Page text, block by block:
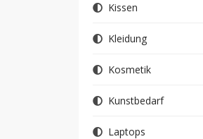
Kissen
Kleidung
Kosmetik
Kunstbedarf
Laptops